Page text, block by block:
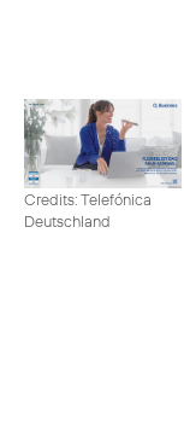
Credits: Telefónica
Deutschland